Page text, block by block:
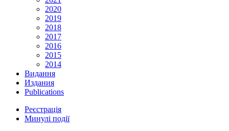
2020
2019
2018
2017
2016
2015
2014
Видання
Издания
Publications
Реєстрація
Минулі події